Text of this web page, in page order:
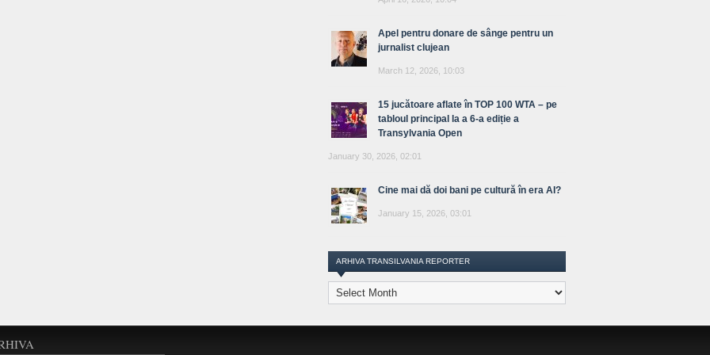
Apel pentru donare de sânge pentru un
jurnalist clujean
March 12, 2026, 10:03
15 jucătoare aflate în TOP 100 WTA – pe
tabloul principal la a 6-a ediție a
Transylvania Open
January 30, 2026, 02:01
Cine mai dă doi bani pe cultură în era AI?
January 15, 2026, 03:01
ARHIVA TRANSILVANIA REPORTER
Arhiva
Transilvania